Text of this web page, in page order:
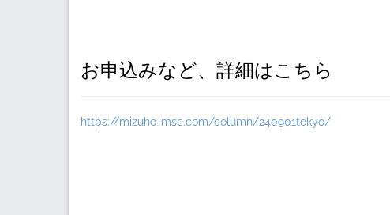
お申込みなど、詳細はこちら
https://mizuho-msc.com/column/240901tokyo/